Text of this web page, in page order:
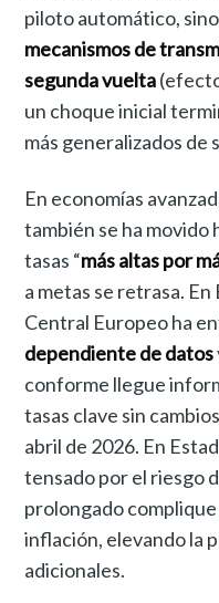
piloto automático,
mecanismos de
segunda vuelta
un choque inicial
más generalizados de
En economías
también se ha movido
tasas “más altas por
a metas se retrasa.
Central Europeo ha
dependiente de datos
conforme llegue
tasas clave sin
abril de 2026. En
tensado por el riesgo
prolongado
inflación, elevando la
adicionales.